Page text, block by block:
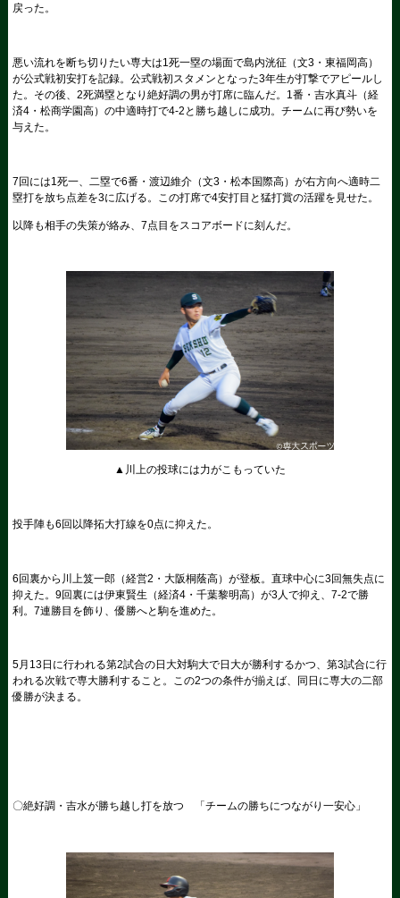
戻った。
悪い流れを断ち切りたい専大は1死一塁の場面で島内洸征（文3・東福岡高）
が公式戦初安打を記録。公式戦初スタメンとなった3年生が打撃でアピールし
た。その後、2死満塁となり絶好調の男が打席に臨んだ。1番・吉水真斗（経
済4・松商学園高）の中適時打で4-2と勝ち越しに成功。チームに再び勢いを
与えた。
7回には1死一、二塁で6番・渡辺維介（文3・松本国際高）が右方向へ適時二
塁打を放ち点差を3に広げる。この打席で4安打目と猛打賞の活躍を見せた。
以降も相手の失策が絡み、7点目をスコアボードに刻んだ。
▲川上の投球には力がこもっていた
投手陣も6回以降拓大打線を0点に抑えた。
6回裏から川上笈一郎（経営2・大阪桐蔭高）が登板。直球中心に3回無失点に
抑えた。9回裏には伊東賢生（経済4・千葉黎明高）が3人で抑え、7-2で勝
利。7連勝目を飾り、優勝へと駒を進めた。
5月13日に行われる第2試合の日大対駒大で日大が勝利するかつ、第3試合に行
われる次戦で専大勝利すること。この2つの条件が揃えば、同日に専大の二部
優勝が決まる。
〇絶好調・吉水が勝ち越し打を放つ 「チームの勝ちにつながり一安心」